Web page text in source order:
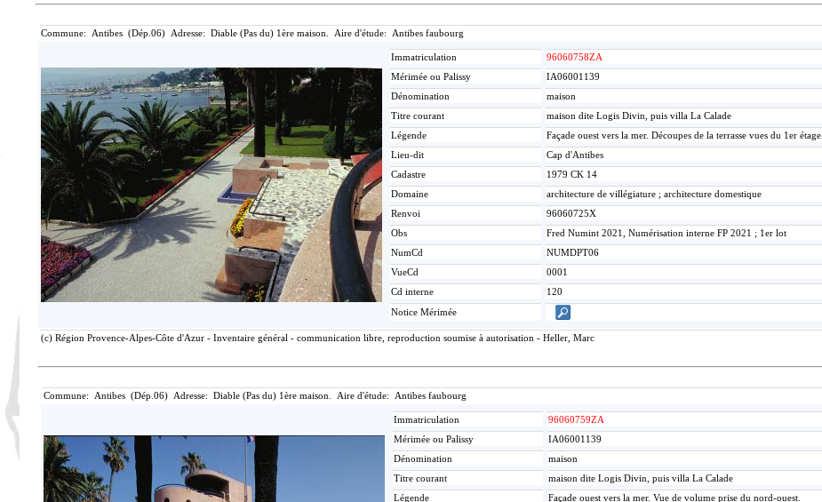
Commune: Antibes (Dép.06) Adresse: Diable (Pas du) 1ère maison. Aire d'étude: Antibes faubourg
Immatriculation
96060758ZA
Mérimée ou Palissy
IA06001139
Dénomination
maison
Titre courant
maison dite Logis Divin, puis villa La Calade
Légende
Façade ouest vers la mer. Découpes de la terrasse vues du 1er étage.
Lieu-dit
Cap d'Antibes
Cadastre
1979 CK 14
Domaine
architecture de villégiature ; architecture domestique
Renvoi
96060725X
Obs
Fred Numint 2021, Numérisation interne FP 2021 ; 1er lot
NumCd
NUMDPT06
VueCd
0001
Cd interne
120
Notice Mérimée
(c) Région Provence-Alpes-Côte d'Azur - Inventaire général - communication libre, reproduction soumise à autorisation - Heller, Marc
Commune: Antibes (Dép.06) Adresse: Diable (Pas du) 1ère maison. Aire d'étude: Antibes faubourg
Immatriculation
96060759ZA
Mérimée ou Palissy
IA06001139
Dénomination
maison
Titre courant
maison dite Logis Divin, puis villa La Calade
Légende
Façade ouest vers la mer. Vue de volume prise du nord-ouest.